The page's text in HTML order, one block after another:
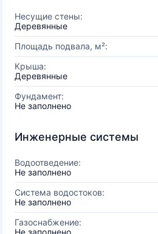
Несущие стены:
Деревянные
Площадь подвала, м²:
Крыша:
Деревянные
Фундамент:
Не заполнено
Инженерные системы
Водоотведение:
Не заполнено
Система водостоков:
Не заполнено
Газоснабжение:
Не заполнено